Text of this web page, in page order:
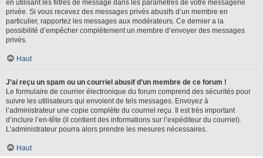
en utilisant les filtres de message dans les paramètres de votre messagerie
privée. Si vous recevez des messages privés abusifs d’un membre en
particulier, rapportez les messages aux modérateurs. Ce dernier a la
possibilité d’empêcher complètement un membre d’envoyer des messages
privés.
Haut
J’ai reçu un spam ou un courriel abusif d’un membre de ce forum !
Le formulaire de courrier électronique du forum comprend des sécurités pour
suivre les utilisateurs qui envoient de tels messages. Envoyez à
l’administrateur une copie complète du courriel reçu. Il est très important
d’inclure l’en-tête (il contient des informations sur l’expéditeur du courriel).
L’administrateur pourra alors prendre les mesures nécessaires.
Haut